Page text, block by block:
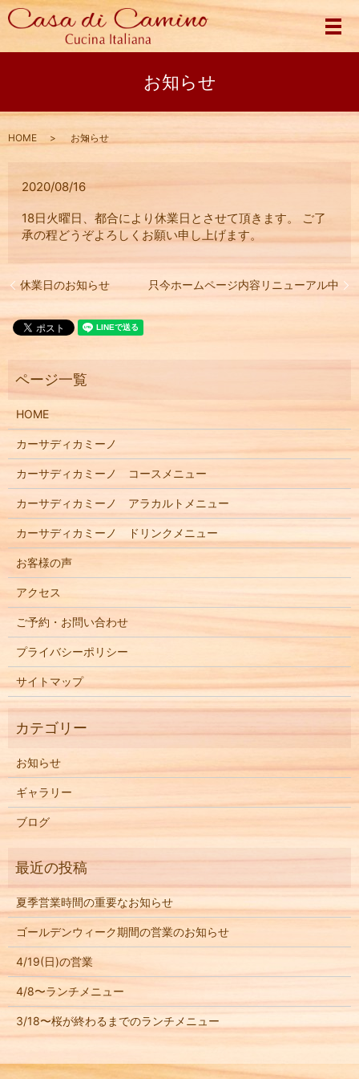
メ
お知らせ
HOME お知らせ
2020/08/16
18日火曜日、都合により休業日とさせて頂きます。 ご了
承の程どうぞよろしくお願い申し上げます。
休業日のお知らせ 只今ホームページ内容リニューアル中
HOME
カーサディカミーノ
カーサディカミーノ コースメニュー
カーサディカミーノ アラカルトメニュー
カーサディカミーノ ドリンクメニュー
お客様の声
アクセス
ご予約・お問い合わせ
プライバシーポリシー
サイトマップ
お知らせ
ギャラリー
ブログ
夏季営業時間の重要なお知らせ
ゴールデンウィーク期間の営業のお知らせ
4/19(日)の営業
4/8〜ランチメニュー
3/18〜桜が終わるまでのランチメニュー